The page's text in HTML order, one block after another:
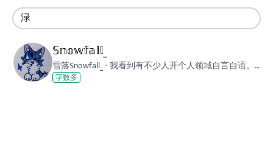
𝕊𝕟𝕠𝕨𝕗𝕒𝕝𝕝_
雪落Snowfall_ · 我看到有不少人开个人领域自言自语。 那我也开！ （顺便把我上百的oc饭做个集合） 放心好了这里画多话少^w^。我知道大家可能会觉得碎碎念很刷屏，我也这么觉得，所以我主要发oc！我爱我的oc们💙💙💙 只要有人待在这里给我的画回复小表情我就很高兴！！！谢谢你们！！！ 与雪落oc世界观相关企划： [链接] 雪落的账号/联系方式： 网易云/哔哩哔哩/LOFTER-雪落Snowfall_ 微信号-summerofshanghai QQ大号-3130515719 钉钉号-snowfall315owo 邮箱-jlwu22@icloud.com
字数多